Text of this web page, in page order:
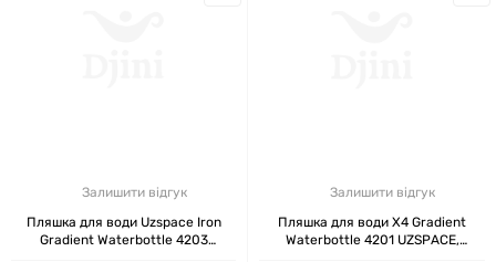
Залишити відгук
Пляшка для води Uzspace Iron
Gradient Waterbottle 4203
Залишити відгук
Пляшка для води X4 Gradient
Waterbottle 4201 UZSPACE,